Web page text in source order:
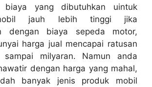
biaya yang dibutuhkan uintuk
jauh lebih tinggi jika
dengan biaya sepeda motor,
harga jual mencapai ratusan
milyaran. Namun anda
dengan harga yang mahal,
banyak jenis produk mobil